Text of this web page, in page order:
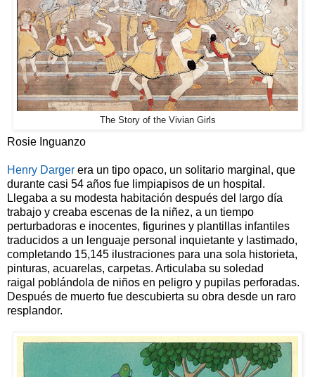
The Story of the Vivian Girls
Rosie Inguanzo
Henry Darger era un tipo opaco, un solitario marginal, que
durante casi 54 años fue limpiapisos de un hospital.
Llegaba a su modesta habitación después del largo día
trabajo y creaba escenas de la niñez, a un tiempo
perturbadoras e inocentes, figurines y plantillas infantiles
traducidos a un lenguaje personal inquietante y lastimado,
completando 15,145 ilustraciones para una sola historieta,
pinturas, acuarelas, carpetas. Articulaba su soledad
raigal poblándola de niños en peligro y pupilas perforadas.
Después de muerto fue descubierta su obra desde un raro
resplandor.